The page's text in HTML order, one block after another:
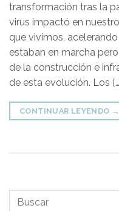
transformación tras la
virus impactó en
que vivimos,
estaban en marcha
de la construcción e
de esta evolución. Los
CONTINUAR LEYENDO →